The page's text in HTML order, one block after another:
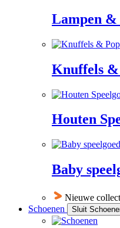
Lampen &
Knuffels &
Houten
Baby
Nieuwe
Schoenen
Sluit